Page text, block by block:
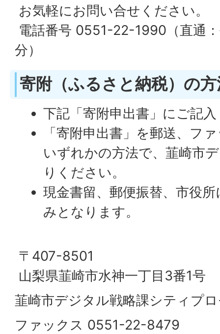
お気軽にお問い合せください。
電話番号 0551-22-1990（直通
分）
寄附（ふるさと納税）の
下記「寄附申出書」にご記
「寄附申出書」を郵送、フ
いずれかの方法で、韮崎市
りください。
現金書留、郵便振替、市役
みとなります。
〒407-8501
山梨県韮崎市水神一丁目3番1号
韮崎市デジタル戦略課シティプ
ファックス 0551-22-8479